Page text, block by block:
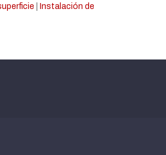
Instalación de